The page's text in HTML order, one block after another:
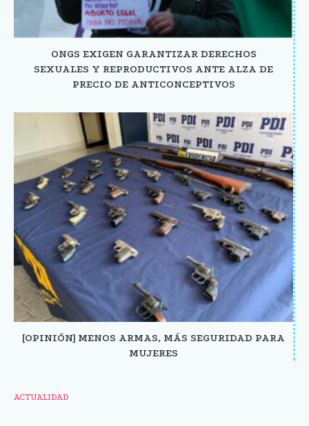
ONGS EXIGEN GARANTIZAR DERECHOS
SEXUALES Y REPRODUCTIVOS ANTE ALZA DE
PRECIO DE ANTICONCEPTIVOS
[OPINIÓN] MENOS ARMAS, MÁS SEGURIDAD PARA
MUJERES
ACTUALIDAD